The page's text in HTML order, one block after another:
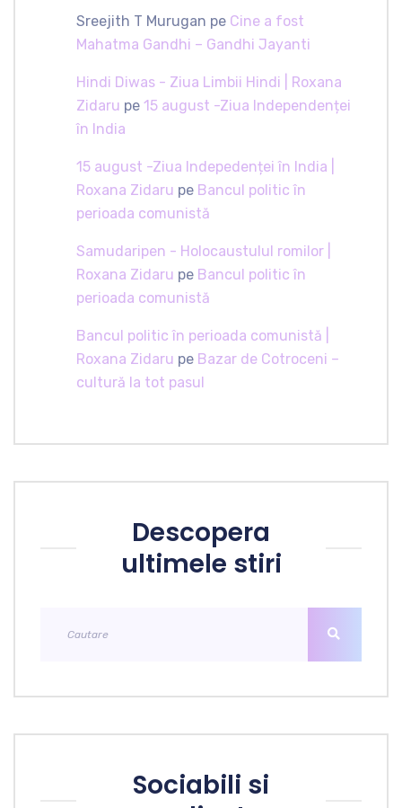
Sreejith T Murugan pe Cine a fost
Mahatma Gandhi – Gandhi Jayanti
Hindi Diwas - Ziua Limbii Hindi | Roxana
Zidaru pe 15 august -Ziua Independenței
în India
15 august -Ziua Indepedenței în India |
Roxana Zidaru pe Bancul politic în
perioada comunistă
Samudaripen - Holocaustulul romilor |
Roxana Zidaru pe Bancul politic în
perioada comunistă
Bancul politic în perioada comunistă |
Roxana Zidaru pe Bazar de Cotroceni –
cultură la tot pasul
Descopera
ultimele stiri
Sociabili si